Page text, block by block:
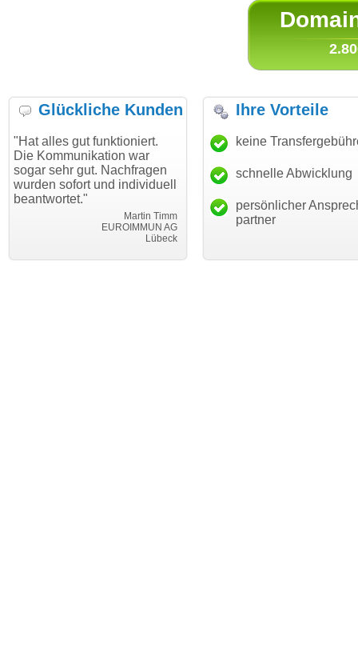
Glückliche Kunden
gut funktioniert.
war
gut. Nachfragen
und individuell
EUROIMMUN AG
"Danke für den schnellen
Transfer und guten Service!"
Thomas Schäfer
i can eckert communication GmbH
"Ich bin
haben.
mein
Ihre Vorteile
keine
schnelle Abwicklung
persönlicher
partner